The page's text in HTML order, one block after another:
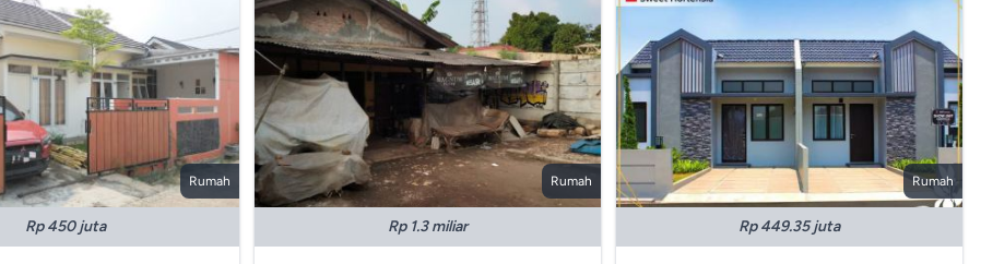
Rumah
Rp 450 juta
Rumah
Rp 1.3 miliar
Rumah
Rp 449.35 juta